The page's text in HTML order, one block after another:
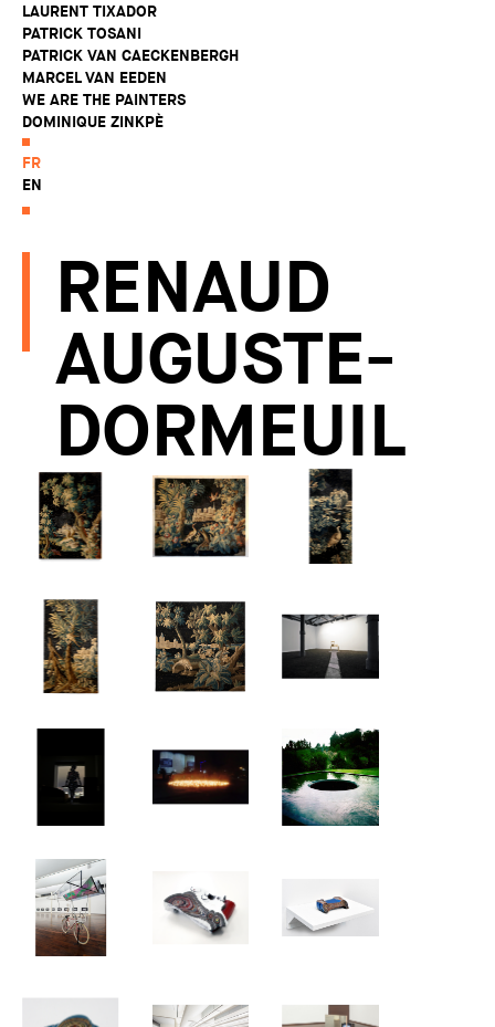
LAURENT TIXADOR
PATRICK TOSANI
PATRICK VAN CAECKENBERGH
MARCEL VAN EEDEN
WE ARE THE PAINTERS
DOMINIQUE ZINKPÈ
FR
EN
RENAUD
AUGUSTE-
DORMEUIL